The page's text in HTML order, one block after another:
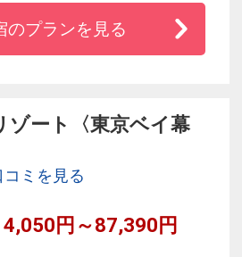
歩３分！楽々アクセス♪
いただいているレストラ
が人気♪
のプランを見る
ゾート〈東京ベイ幕
コミを見る
4,050円～87,390円